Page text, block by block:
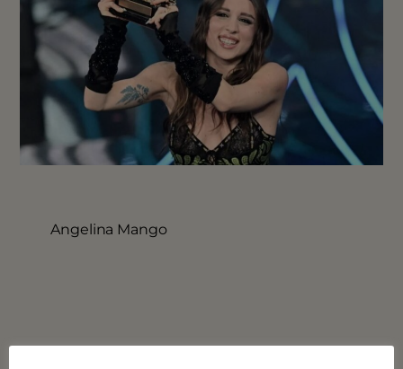
Angelina Mango